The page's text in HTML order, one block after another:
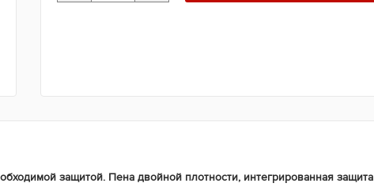
защитой. Пена двойной плотности, интегрированная